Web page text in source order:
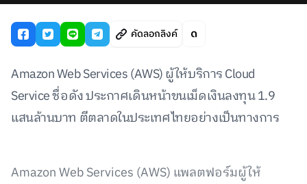
คัดลอกลิงค์
Amazon Web Services (AWS) ผู้ให้บริการ Cloud
Service ชื่อดัง ประกาศเดินหน้าขนเม็ดเงินลงทุน 1.9
แสนล้านบาท ตีตลาดในประเทศไทยอย่างเป็นทางการ
Amazon Web Services (AWS) แพลตฟอร์มผู้ให้